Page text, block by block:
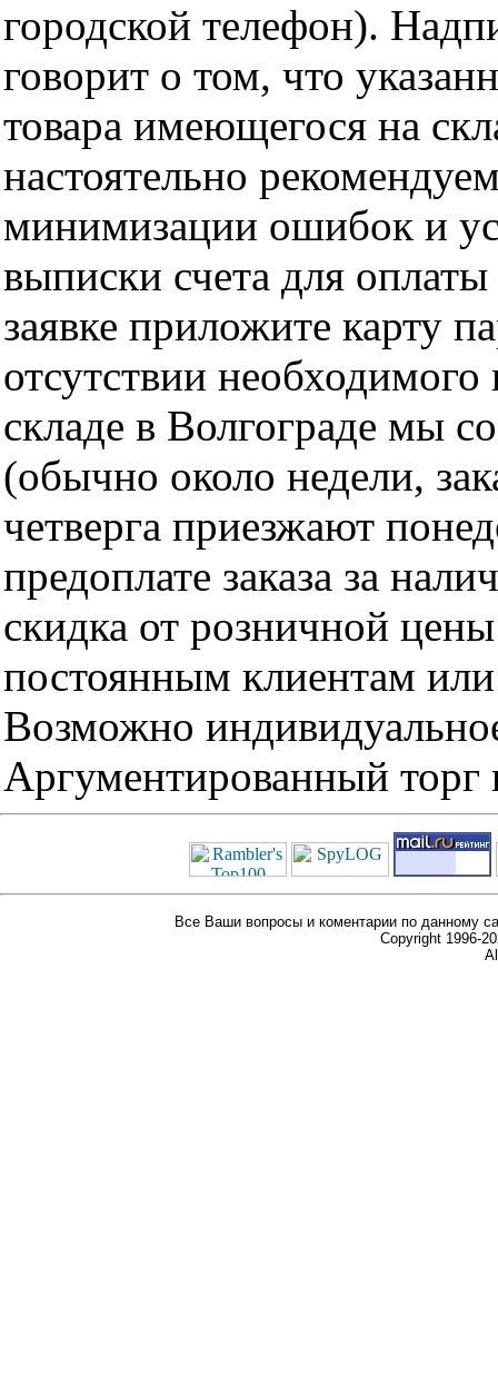
городской телефон).
говорит о том, что
товара имеющегося на
настоятельно
минимизации ошибок и
выписки счета для
заявке приложите карту
отсутствии
складе в Волгограде мы
(обычно около недели,
четверга приезжают
предоплате заказа за
скидка от розничной
постоянным клиентам
Возможно
Аргументированный торг
Все Ваши вопросы и коментарии по данному
Copyright 1996-